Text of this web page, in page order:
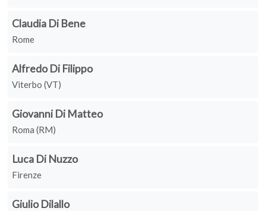
Claudia Di Bene
Rome
Alfredo Di Filippo
Viterbo (VT)
Giovanni Di Matteo
Roma (RM)
Luca Di Nuzzo
Firenze
Giulio Dilallo